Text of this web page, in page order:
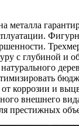
металла
с глубиной и
коррозии и
внешнего
престижных